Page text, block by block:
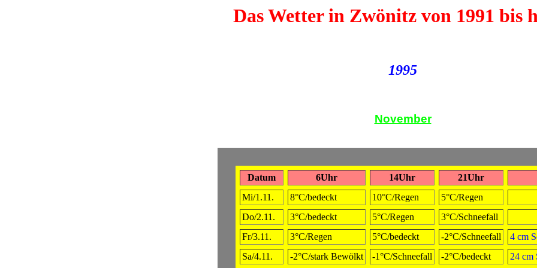
Das Wetter in Zwönitz von 1991 bis
1995
November
Datum 6Uhr 14Uhr
21Uhr
Mi/1.11.
8°C/bedeckt 10°C/Regen
5°C/Regen
Do/2.11.
3°C/bedeckt 5°C/Regen
3°C/Schneefall
Fr/3.11.
3°C/Regen 5°C/bedeckt -2°C/Schneefall
4 cm
Sa/4.11.
-2°C/stark Bewölkt -1°C/Schneefall -2°C/bedeckt
24 cm